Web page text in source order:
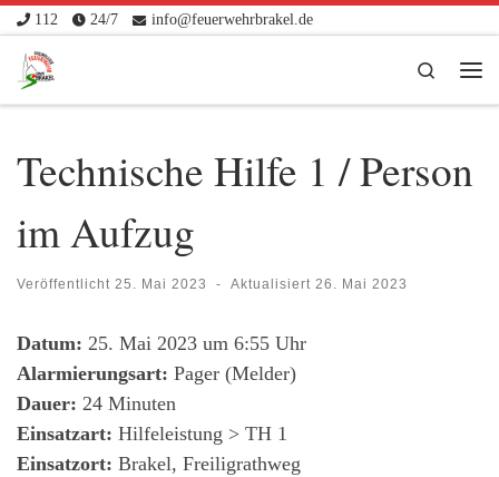
Zum Inhalt springen
112 24/7 info@feuerwehrbrakel.de
Search
Technische Hilfe 1 / Person
im Aufzug
Veröffentlicht 25. Mai 2023 - Aktualisiert 26. Mai 2023
Datum: 25. Mai 2023 um 6:55 Uhr
Alarmierungsart: Pager (Melder)
Dauer: 24 Minuten
Einsatzart: Hilfeleistung > TH 1
Einsatzort: Brakel, Freiligrathweg